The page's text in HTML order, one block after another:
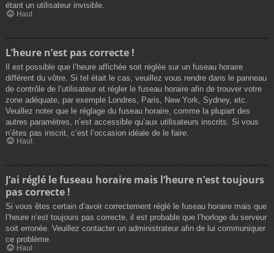
étant un utilisateur invisible.
Haut
L’heure n’est pas correcte !
Il est possible que l’heure affichée soit réglée sur un fuseau horaire
différent du vôtre. Si tel était le cas, veuillez vous rendre dans le panneau
de contrôle de l’utilisateur et régler le fuseau horaire afin de trouver votre
zone adéquate, par exemple Londres, Paris, New York, Sydney, etc.
Veuillez noter que le réglage du fuseau horaire, comme la plupart des
autres paramètres, n’est accessible qu’aux utilisateurs inscrits. Si vous
n’êtes pas inscrit, c’est l’occasion idéale de le faire.
Haut
J’ai réglé le fuseau horaire mais l’heure n’est toujours
pas correcte !
Si vous êtes certain d’avoir correctement réglé le fuseau horaire mais que
l’heure n’est toujours pas correcte, il est probable que l’horloge du serveur
soit erronée. Veuillez contacter un administrateur afin de lui communiquer
ce problème.
Haut